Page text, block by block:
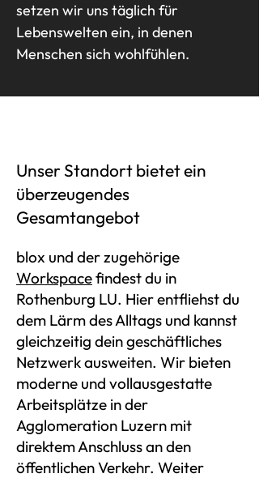
setzen wir uns täglich für
Lebenswelten ein, in denen
Menschen sich wohlfühlen.
Unser Standort bietet ein
überzeugendes
Gesamtangebot
blox und der zugehörige
Workspacefindest du in
Rothenburg LU. Hier entfliehst du
dem Lärm des Alltags und kannst
gleichzeitig dein geschäftliches
Netzwerk ausweiten. Wir bieten
moderne und vollausgestatte
Arbeitsplätze in der
Agglomeration Luzern mit
direktem Anschluss an den
öffentlichen Verkehr. Weiter